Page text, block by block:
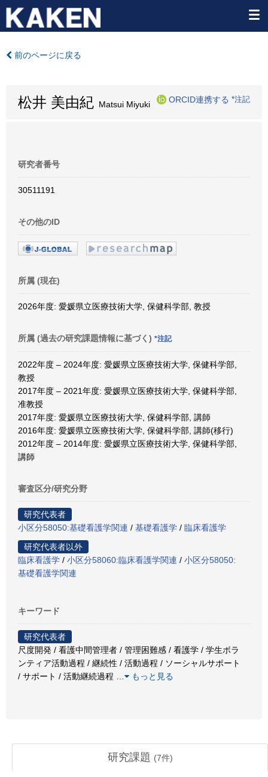
前のページに戻る
松井 美由紀 Matsui Miyuki
ORCID連携する *注記
研究者番号
30511191
その他のID
所属 (現在)
2026年度: 愛媛県立医療技術大学, 保健科学部, 教授
所属 (過去の研究課題情報に基づく) *注記
2022年度 – 2024年度: 愛媛県立医療技術大学, 保健科学部,
教授
2017年度 – 2021年度: 愛媛県立医療技術大学, 保健科学部,
准教授
2017年度: 愛媛県立医療技術大学, 保健科学部, 講師
2016年度: 愛媛県立医療技術大学, 保健科学部, 講師(移行)
2012年度 – 2014年度: 愛媛県立医療技術大学, 保健科学部,
講師
審査区分/研究分野
研究代表者
小区分58050:基礎看護学関連 / 基礎看護学 / 臨床看護学
研究代表者以外
臨床看護学 / 小区分58060:臨床看護学関連 / 小区分58050:
基礎看護学関連
キーワード
研究代表者
尺度開発 / 看護中間管理者 / 管理困難感 / 看護学 / 学生ボラ
ンティア活動過程 / 継続性 / 活動過程 / ソーシャルサポート
/ サポート / 活動継続過程
もっと見る
研究課題 (7件)